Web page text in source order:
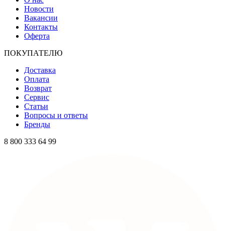
Новости
Вакансии
Контакты
Оферта
ПОКУПАТЕЛЮ
Доставка
Оплата
Возврат
Сервис
Статьи
Вопросы и ответы
Бренды
8 800 333 64 99